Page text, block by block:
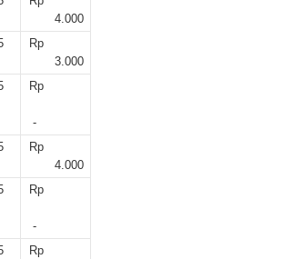
4.000
Rp
3.000
Rp
-
Rp
4.000
Rp
-
Rp